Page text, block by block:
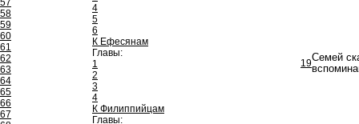
57
58
59
60
61
62
63
64
65
66
67
4
5
6
К Ефесянам
Главы:
1
2
3
4
К Филиппийцам
Главы:
19Семей